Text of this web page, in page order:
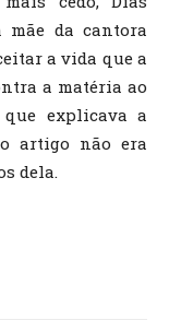
da cantora
a vida que a
a matéria ao
explicava a
artigo não era
dela.